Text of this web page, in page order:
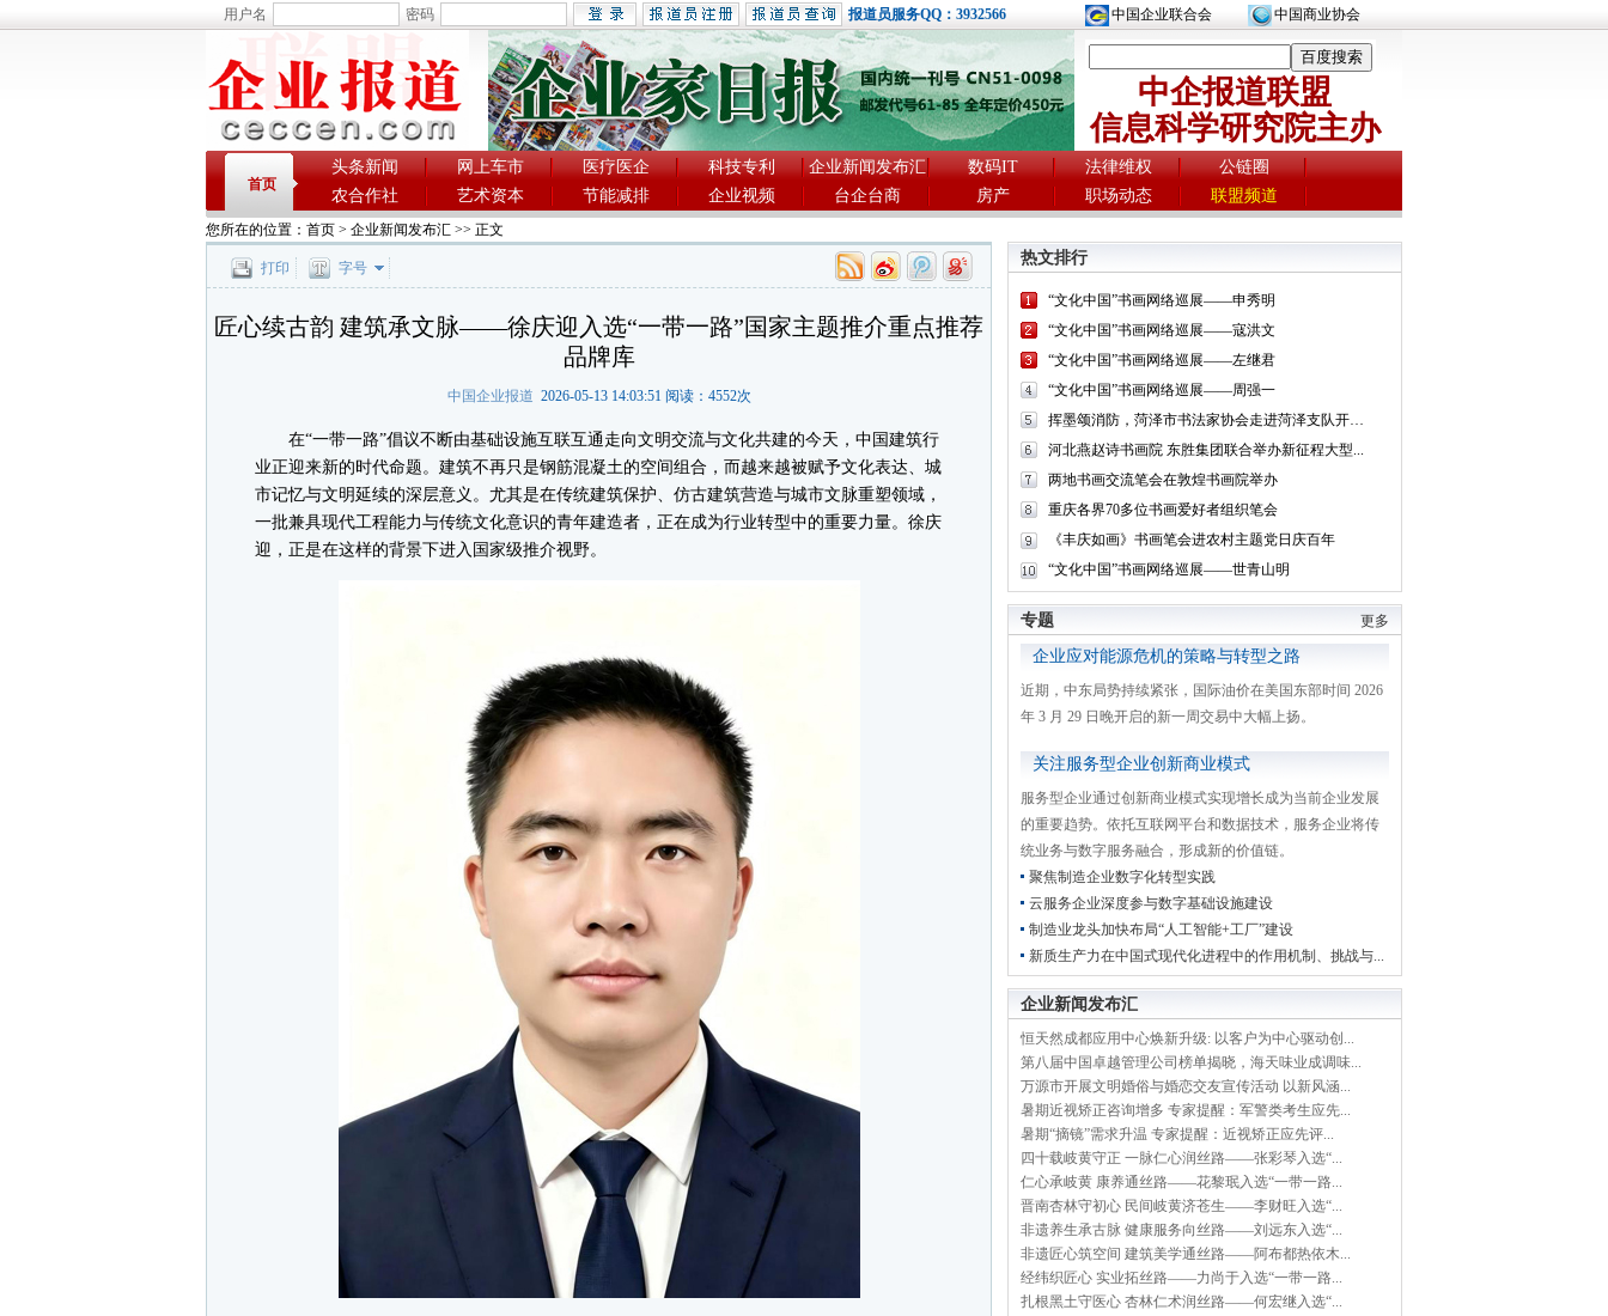
中国企业联合会 中国商业协会
用户名 密码 报道员服务QQ：3932566
中企报道联盟
信息科学研究院主办
首页
头条新闻 网上车市 医疗医企 科技专利 企业新闻发布汇 数码IT 法律维权
公链圈
农合作社
艺术资本 节能减排 企业视频 台企台商 房产 职场动态 联盟频道
您所在的位置： 首页 > 企业新闻发布汇 >> 正文
打印 字号
匠心续古韵 建筑承文脉——徐庆迎入选“一带一路”国家主题推介重点推荐
品牌库
中国企业报道 2026-05-13 14:03:51 阅读： 4552次
在“一带一路”倡议不断由基础设施互联互通走向文明交流与文化共建的今天，中国建筑行
业正迎来新的时代命题。建筑不再只是钢筋混凝土的空间组合，而越来越被赋予文化表达、城
市记忆与文明延续的深层意义。尤其是在传统建筑保护、仿古建筑营造与城市文脉重塑领域，
一批兼具现代工程能力与传统文化意识的青年建造者，正在成为行业转型中的重要力量。徐庆
迎，正是在这样的背景下进入国家级推介视野。
热文排行
“文化中国”书画网络巡展——申秀明
“文化中国”书画网络巡展——寇洪文
“文化中国”书画网络巡展——左继君
“文化中国”书画网络巡展——周强一
挥墨颂消防，菏泽市书法家协会走进菏泽支队开展...
河北燕赵诗书画院 东胜集团联合举办新征程大型...
两地书画交流笔会在敦煌书画院举办
重庆各界70多位书画爱好者组织笔会
《丰庆如画》书画笔会进农村主题党日庆百年
“文化中国”书画网络巡展——世青山明
更多
专题
企业应对能源危机的策略与转型之路
近期，中东局势持续紧张，国际油价在美国东部时间 2026
年 3 月 29 日晚开启的新一周交易中大幅上扬。
关注服务型企业创新商业模式
服务型企业通过创新商业模式实现增长成为当前企业发展
的重要趋势。依托互联网平台和数据技术，服务企业将传
统业务与数字服务融合，形成新的价值链。
聚焦制造企业数字化转型实践
云服务企业深度参与数字基础设施建设
制造业龙头加快布局“人工智能+工厂”建设
新质生产力在中国式现代化进程中的作用机制、挑战与...
企业新闻发布汇
恒天然成都应用中心焕新升级: 以客户为中心驱动创...
第八届中国卓越管理公司榜单揭晓，海天味业成调味...
万源市开展文明婚俗与婚恋交友宣传活动 以新风涵...
暑期近视矫正咨询增多 专家提醒：军警类考生应先...
暑期“摘镜”需求升温 专家提醒：近视矫正应先评...
四十载岐黄守正 一脉仁心润丝路——张彩琴入选“...
仁心承岐黄 康养通丝路——花黎珉入选“一带一路...
晋南杏林守初心 民间岐黄济苍生——李财旺入选“...
非遗养生承古脉 健康服务向丝路——刘远东入选“...
非遗匠心筑空间 建筑美学通丝路——阿布都热依木...
经纬织匠心 实业拓丝路——力尚于入选“一带一路...
扎根黑土守医心 杏林仁术润丝路——何宏继入选“...